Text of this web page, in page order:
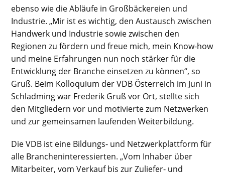
ebenso wie die Abläufe in Großbäckereien und
Industrie. „Mir ist es wichtig, den Austausch zwischen
Handwerk und Industrie sowie zwischen den
Regionen zu fördern und freue mich, mein Know-how
und meine Erfahrungen nun noch stärker für die
Entwicklung der Branche einsetzen zu können“, so
Gruß. Beim Kolloquium der VDB Österreich im Juni in
Schladming war Frederik Gruß vor Ort, stellte sich
den Mitgliedern vor und motivierte zum Netzwerken
und zur gemeinsamen laufenden Weiterbildung.
Die VDB ist eine Bildungs- und Netzwerkplattform für
alle Brancheninteressierten. „Vom Inhaber über
Mitarbeiter, vom Verkauf bis zur Zuliefer- und